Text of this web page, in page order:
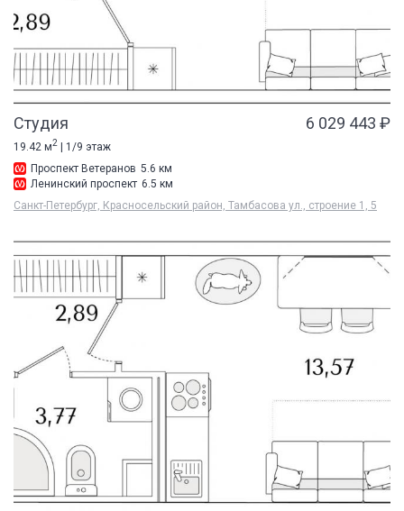
Студия 6 029 443 ₽
19.42 м2 | 1/9 этаж
Проспект Ветеранов 5.6 км
Ленинский проспект 6.5 км
Санкт-Петербург, Красносельский район, Тамбасова ул., строение 1, 5